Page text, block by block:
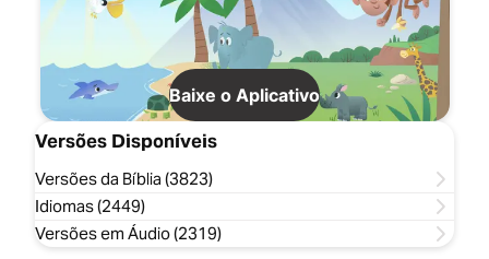
Baixe o Aplicativo
Versões Disponíveis
Versões da Bíblia (3823)
Idiomas (2449)
Versões em Áudio (2319)